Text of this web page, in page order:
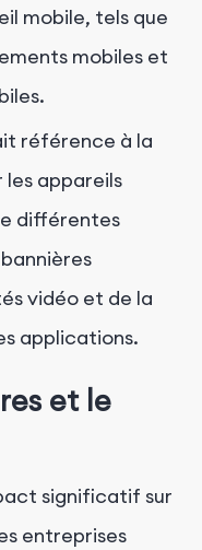
mobile, tels que
mobiles et
référence à la
appareils
différentes
vidéo et de la
applications.
et le
significatif sur
entreprises